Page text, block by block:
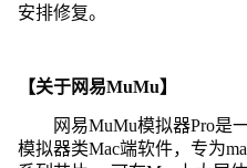
安排修复。
【关于网易MuMu】
网易MuMu模拟器Pro是
模拟器类Mac端软件，专为